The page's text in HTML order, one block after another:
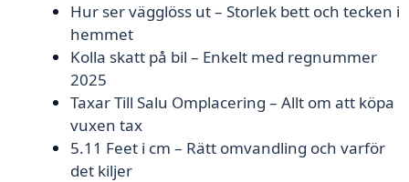
Hur ser vägglöss ut – Storlek bett och tecken i
hemmet
Kolla skatt på bil – Enkelt med regnummer
2025
Taxar Till Salu Omplacering – Allt om att köpa
vuxen tax
5.11 Feet i cm – Rätt omvandling och varför
det kiljer